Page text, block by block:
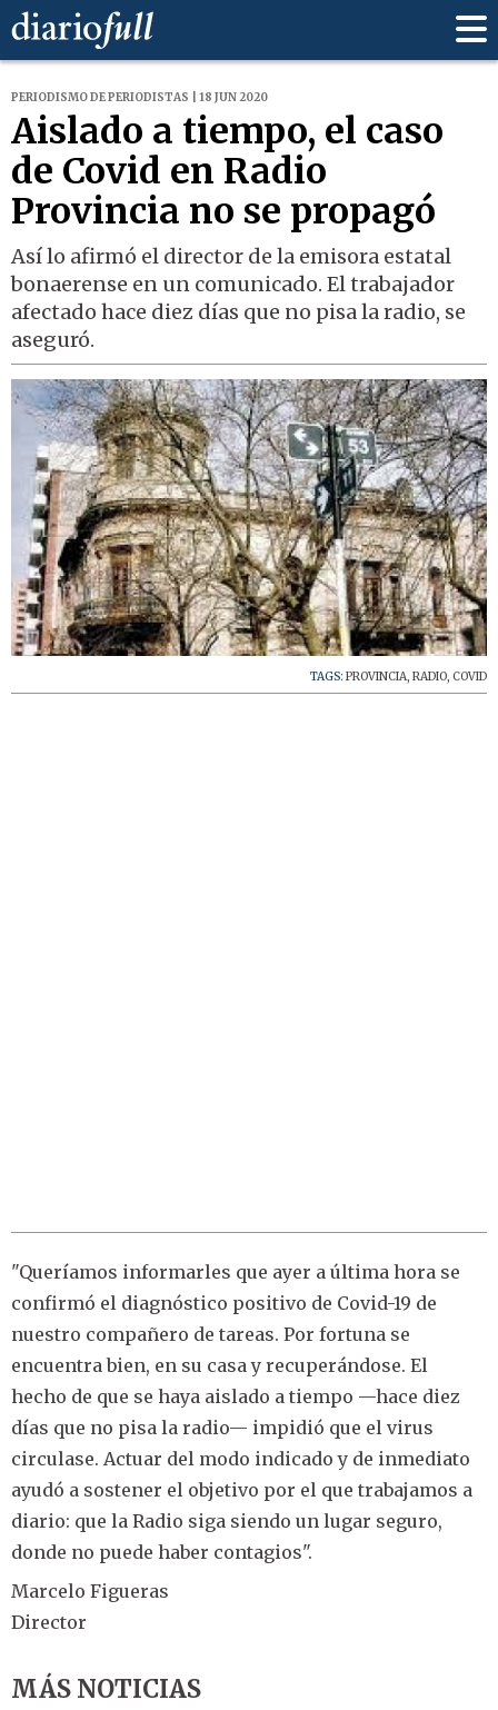
PERIODISMO DE PERIODISTAS | 18 JUN 2020
Aislado a tiempo, el caso
de Covid en Radio
Provincia no se propagó
Así lo afirmó el director de la emisora estatal
bonaerense en un comunicado. El trabajador
afectado hace diez días que no pisa la radio, se
aseguró.
TAGS: PROVINCIA, RADIO, COVID
"Queríamos informarles que ayer a última hora se
confirmó el diagnóstico positivo de Covid-19 de
nuestro compañero de tareas. Por fortuna se
encuentra bien, en su casa y recuperándose. El
hecho de que se haya aislado a tiempo —hace diez
días que no pisa la radio— impidió que el virus
circulase. Actuar del modo indicado y de inmediato
ayudó a sostener el objetivo por el que trabajamos a
diario: que la Radio siga siendo un lugar seguro,
donde no puede haber contagios".
Marcelo Figueras
Director
MÁS NOTICIAS